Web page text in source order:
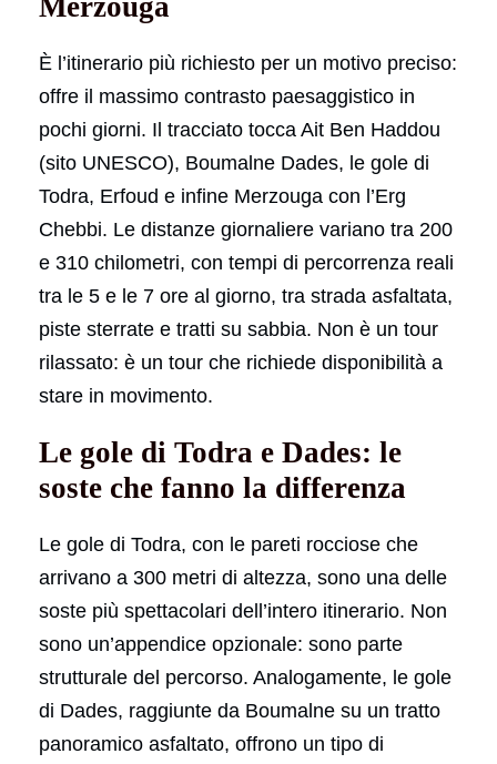
Merzouga
È l’itinerario più richiesto per un motivo preciso:
offre il massimo contrasto paesaggistico in
pochi giorni. Il tracciato tocca Ait Ben Haddou
(sito UNESCO), Boumalne Dades, le gole di
Todra, Erfoud e infine Merzouga con l’Erg
Chebbi. Le distanze giornaliere variano tra 200
e 310 chilometri, con tempi di percorrenza reali
tra le 5 e le 7 ore al giorno, tra strada asfaltata,
piste sterrate e tratti su sabbia. Non è un tour
rilassato: è un tour che richiede disponibilità a
stare in movimento.
Le gole di Todra e Dades: le
soste che fanno la differenza
Le gole di Todra, con le pareti rocciose che
arrivano a 300 metri di altezza, sono una delle
soste più spettacolari dell’intero itinerario. Non
sono un’appendice opzionale: sono parte
strutturale del percorso. Analogamente, le gole
di Dades, raggiunte da Boumalne su un tratto
panoramico asfaltato, offrono un tipo di